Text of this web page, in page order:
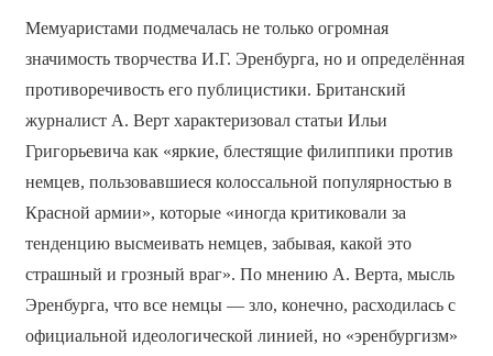
Мемуаристами подмечалась не только огромная
значимость творчества И.Г. Эренбурга, но и определённая
противоречивость его публицистики. Британский
журналист А. Верт характеризовал статьи Ильи
Григорьевича как «яркие, блестящие филиппики против
немцев, пользовавшиеся колоссальной популярностью в
Красной армии», которые «иногда критиковали за
тенденцию высмеивать немцев, забывая, какой это
страшный и грозный враг». По мнению А. Верта, мысль
Эренбурга, что все немцы — зло, конечно, расходилась с
официальной идеологической линией, но «эренбургизм»